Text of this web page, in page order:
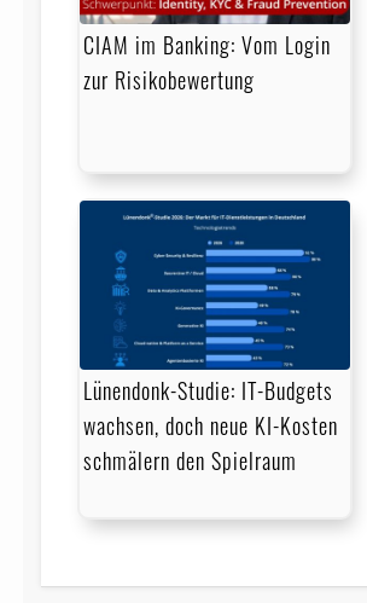
CIAM im Banking: Vom Login
zur Risikobewertung
Lünendonk-Studie: IT-Budgets
wachsen, doch neue KI-Kosten
schmälern den Spielraum